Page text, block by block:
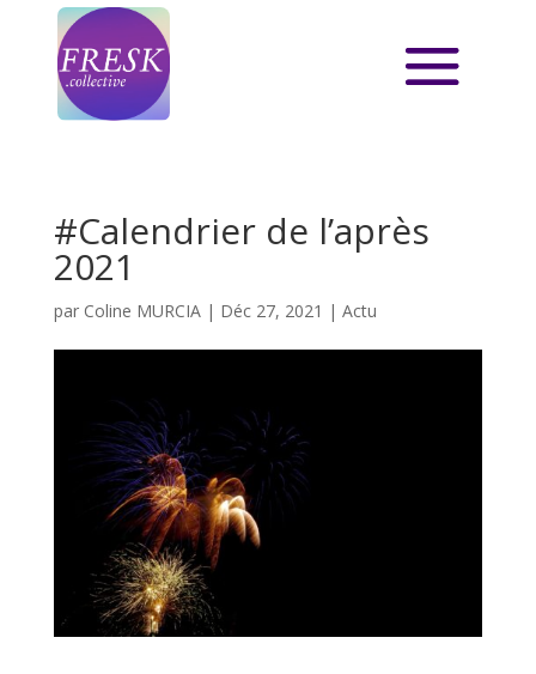
#Calendrier de l’après
2021
par Coline MURCIA| Déc 27, 2021 | Actu